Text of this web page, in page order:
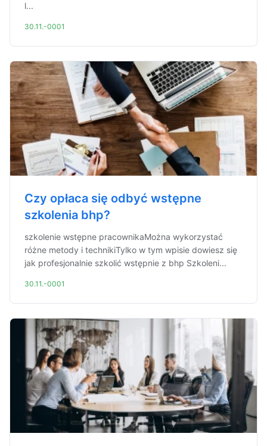
l...
30.11.-0001
Czy opłaca się odbyć wstępne
szkolenia bhp?
szkolenie wstępne pracownikaMożna wykorzystać
różne metody i technikiTylko w tym wpisie dowiesz się
jak profesjonalnie szkolić wstępnie z bhp Szkoleni...
30.11.-0001